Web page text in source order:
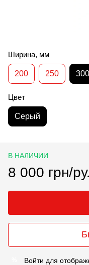
Ширина, мм
200 250 300
Цвет
Серый
В НАЛИЧИИ
8 000 грн/
Войти для